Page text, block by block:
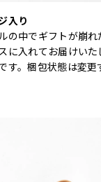
入り
の中でギフトが崩
に入れてお届けいた
す。梱包状態は変更